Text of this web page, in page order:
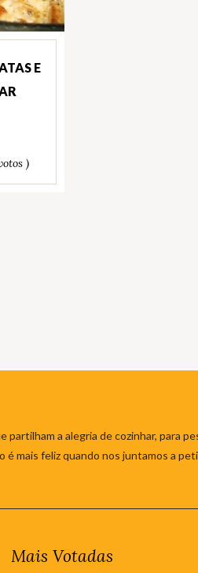
E
)
a alegria de cozinhar, para
é mais feliz quando nos juntamos a
Mais Votadas